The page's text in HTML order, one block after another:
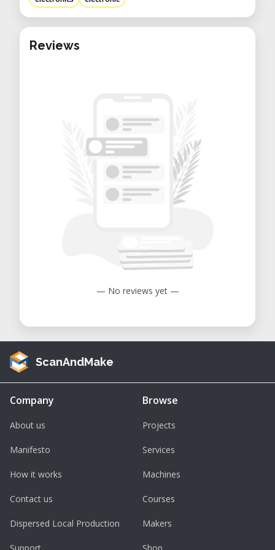
• Reparaturen: Wiederbeleben defekter
Elektronik (z. B. Handys, Arduino-
Boards).
interaktive Objekte.
Reviews
— No reviews yet —
ScanAndMake
Company
About us
Manifesto
How it works
Contact us
Dispersed Local Production
Browse
Projects
Services
Machines
Courses
Makers